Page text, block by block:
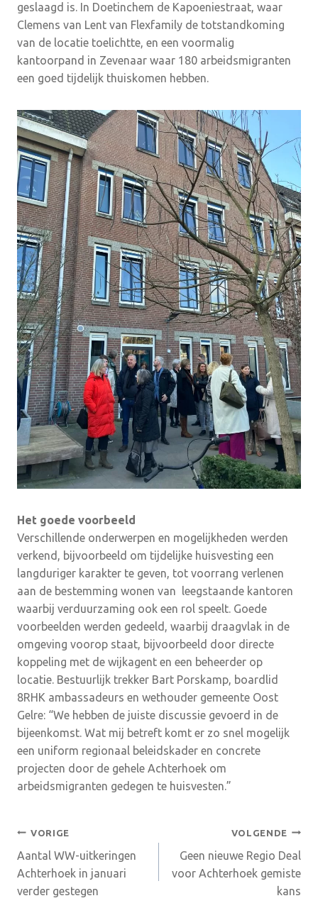
geslaagd is. In Doetinchem de Kapoeniestraat, waar
Clemens van Lent van Flexfamily de totstandkoming
van de locatie toelichtte, en een voormalig
kantoorpand in Zevenaar waar 180 arbeidsmigranten
een goed tijdelijk thuiskomen hebben.
Het goede voorbeeld
Verschillende onderwerpen en mogelijkheden werden
verkend, bijvoorbeeld om tijdelijke huisvesting een
langduriger karakter te geven, tot voorrang verlenen
aan de bestemming wonen van leegstaande kantoren
waarbij verduurzaming ook een rol speelt. Goede
voorbeelden werden gedeeld, waarbij draagvlak in de
omgeving voorop staat, bijvoorbeeld door directe
koppeling met de wijkagent en een beheerder op
locatie. Bestuurlijk trekker Bart Porskamp, boardlid
8RHK ambassadeurs en wethouder gemeente Oost
Gelre: “We hebben de juiste discussie gevoerd in de
bijeenkomst. Wat mij betreft komt er zo snel mogelijk
een uniform regionaal beleidskader en concrete
projecten door de gehele Achterhoek om
arbeidsmigranten gedegen te huisvesten.”
Bericht
navigatie
VORIGE
Aantal WW-uitkeringen
Achterhoek in januari
verder gestegen
VOLGENDE
Geen nieuwe Regio Deal
voor Achterhoek gemiste
kans